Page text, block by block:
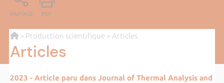
PARTAGE PDF
> Production scientifique > Articles
Articles
2023 - Article paru dans Journal of Thermal Analysis and